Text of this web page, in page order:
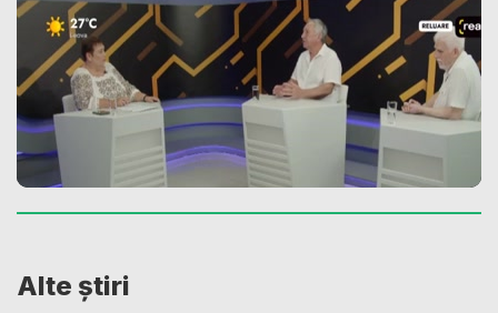
Alte știri